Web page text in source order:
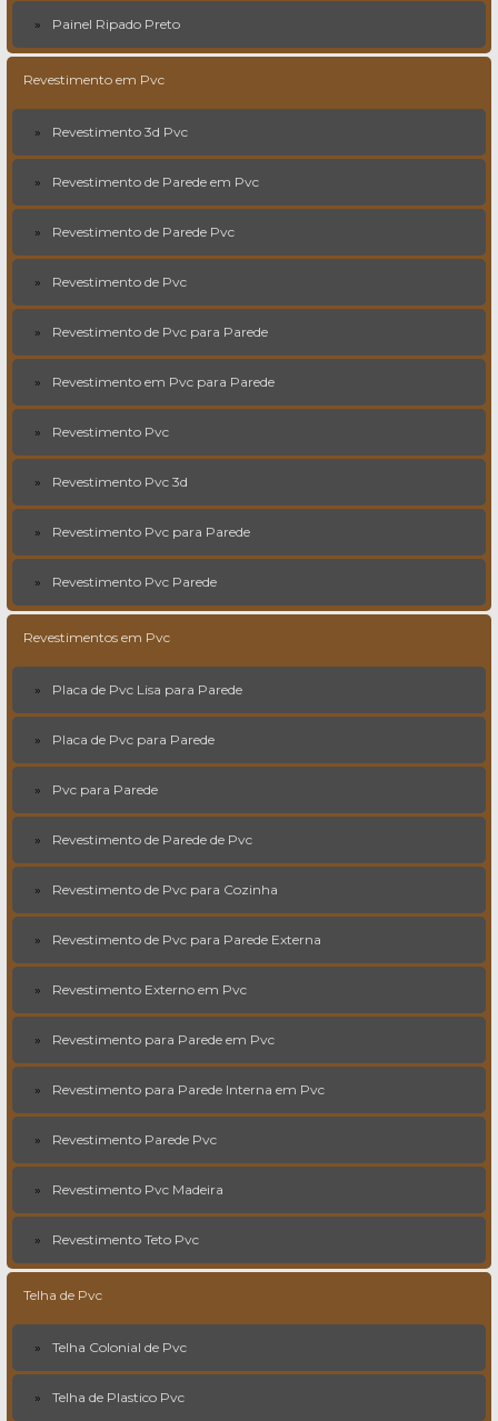
Painel Ripado Preto
Revestimento em Pvc
Revestimento 3d Pvc
Revestimento de Parede em Pvc
Revestimento de Parede Pvc
Revestimento de Pvc
Revestimento de Pvc para Parede
Revestimento em Pvc para Parede
Revestimento Pvc
Revestimento Pvc 3d
Revestimento Pvc para Parede
Revestimento Pvc Parede
Revestimentos em Pvc
Placa de Pvc Lisa para Parede
Placa de Pvc para Parede
Pvc para Parede
Revestimento de Parede de Pvc
Revestimento de Pvc para Cozinha
Revestimento de Pvc para Parede Externa
Revestimento Externo em Pvc
Revestimento para Parede em Pvc
Revestimento para Parede Interna em Pvc
Revestimento Parede Pvc
Revestimento Pvc Madeira
Revestimento Teto Pvc
Telha de Pvc
Telha Colonial de Pvc
Telha de Plastico Pvc